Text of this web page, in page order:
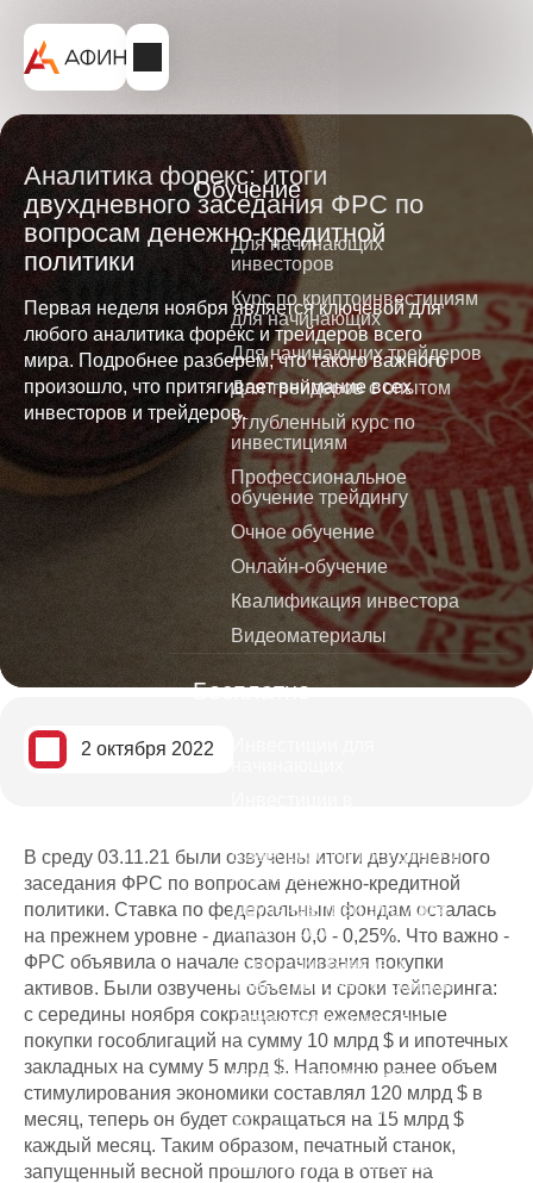
Обучение
Для начинающих
инвесторов
Курс по криптоинвестициям
для начинающих
Для начинающих трейдеров
Для трейдеров с опытом
Углубленный курс по
инвестициям
Профессиональное
обучение трейдингу
Очное обучение
Онлайн-обучение
Квалификация инвестора
Видеоматериалы
Бесплатно
Видеокурс по трейдингу и
инвестициям
Обучение трейдингу для
начинающих
Стратегии банков и
инвестиционных фондов
Дивидендные короли
Как избежать ошибок тех кто
теряет на трейдинге
Куда безопасно вложить
деньги
Бесплатная консультация
Аналитика форекс: итоги
двухдневного заседания ФРС по
вопросам денежно-кредитной
политики
Первая неделя ноября является ключевой для
любого аналитика форекс и трейдеров всего
мира. Подробнее разберем, что такого важного
произошло, что притягивает внимание всех
инвесторов и трейдеров.
2 октября 2022
В среду 03.11.21 были озвучены итоги двухдневного
заседания ФРС по вопросам денежно-кредитной
политики. Ставка по федеральным фондам осталась
на прежнем уровне - диапазон 0,0 - 0,25%. Что важно -
ФРС объявила о начале сворачивания покупки
активов. Были озвучены объемы и сроки тейперинга:
с середины ноября сокращаются ежемесячные
покупки гособлигаций на сумму 10 млрд $ и ипотечных
закладных на сумму 5 млрд $. Напомню ранее объем
стимулирования экономики составлял 120 млрд $ в
месяц, теперь он будет сокращаться на 15 млрд $
каждый месяц. Таким образом, печатный станок,
запущенный весной прошлого года в ответ на